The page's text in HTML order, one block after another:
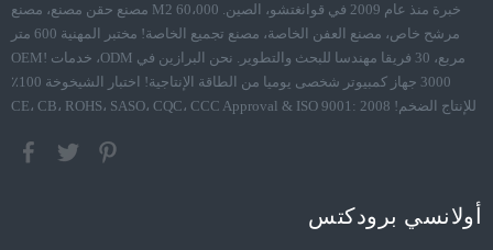
خبرة منذ عام 2009 في قوانغتشو، الصين. 60،000 M2 مصنع حقن مصنع، مصنع
مرشح خاص، مصنع العفن الخاصة، مصنع تجميع الخاصة! مختبر المهنية 600 متر
مربع، 30 فريقا مهندسا للبحث والتطوير. نحن البرازين في ODM، خدمات OEM!
3000 جهاز كمبيوتر شخصى يوميا من الطاقة الإنتاجية! اختبار الشيخوخة 100٪
للإنتاج الضخم! CE، CB، ROHS، SASO، CQC، CCC Approval & ISO 9001: 2008
أولانسي برودكتس